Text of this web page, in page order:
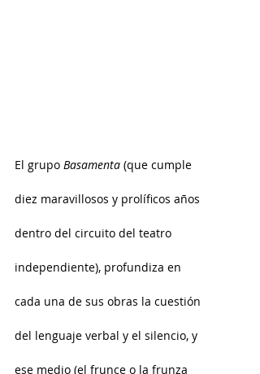
El grupo Basamenta (que cumple
diez maravillosos y prolíficos años
dentro del circuito del teatro
independiente), profundiza en
cada una de sus obras la cuestión
del lenguaje verbal y el silencio, y
ese medio (el frunce o la frunza